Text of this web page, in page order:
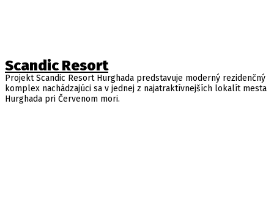
Scandic Resort
Projekt Scandic Resort Hurghada predstavuje moderný rezidenčný
komplex nachádzajúci sa v jednej z najatraktívnejších lokalít mesta
Hurghada pri Červenom mori.